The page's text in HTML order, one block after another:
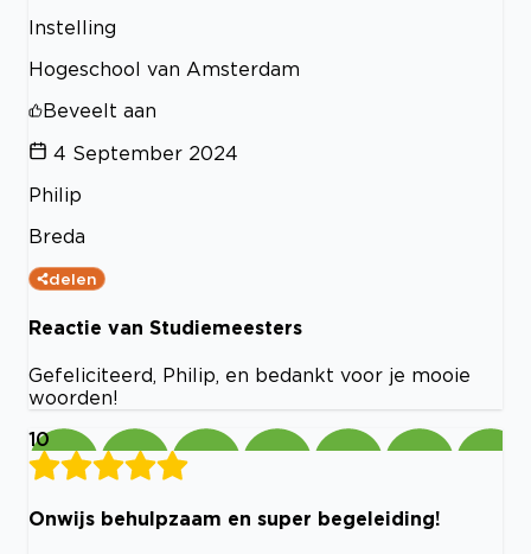
Instelling
Hogeschool van Amsterdam
Beveelt aan
4 September 2024
Philip
Breda
delen
Reactie van Studiemeesters
Gefeliciteerd, Philip, en bedankt voor je mooie
woorden!
10
Onwijs behulpzaam en super begeleiding!